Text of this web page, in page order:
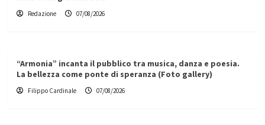
Redazione 07/08/2026
“Armonia” incanta il pubblico tra musica, danza e poesia.
La bellezza come ponte di speranza (Foto gallery)
Filippo Cardinale 07/08/2026